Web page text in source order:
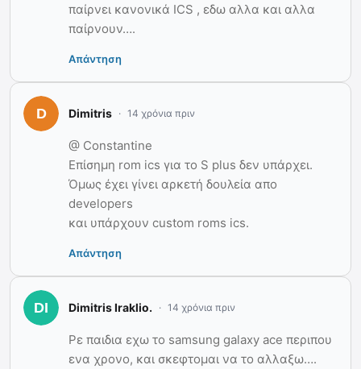
παίρνει κανονικά ICS , εδω αλλα και αλλα
παίρνουν….
Απάντηση
Dimitris 14 χρόνια πριν
@ Constantine
Επίσημη rom ics για το S plus δεν υπάρχει.
Όμως έχει γίνει αρκετή δουλεία απο
developers
και υπάρχουν custom roms ics.
Απάντηση
Dimitris Iraklio. 14 χρόνια πριν
Ρε παιδια εχω το samsung galaxy ace περιπου
ενα χρονο, και σκεφτομαι να το αλλαξω….